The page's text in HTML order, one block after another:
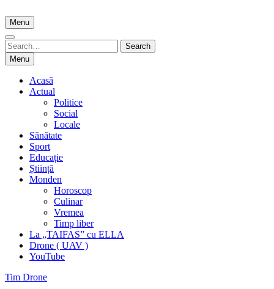
to
content
Menu
Search
for:
Search
Menu
Acasă
Actual
Politice
Social
Locale
Sănătate
Sport
Educație
Știință
Monden
Horoscop
Culinar
Vremea
Timp liber
La „TAIFAS” cu ELLA
Drone ( UAV )
YouTube
Tim Drone